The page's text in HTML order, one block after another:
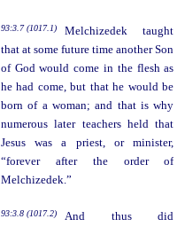
93:3.7 (1017.1)
Melchizedek taught
that at some future time another Son
of God would come in the flesh as
he had come, but that he would be
born of a woman; and that is why
numerous later teachers held that
Jesus was a priest, or minister,
“forever after the order of
Melchizedek.”
93:3.8 (1017.2)
And thus did